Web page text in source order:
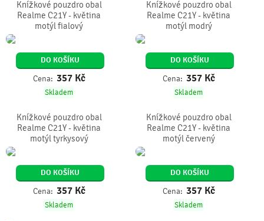
Knížkové pouzdro obal
Realme C21Y - květina
motýl fialový
DO KOŠÍKU
Cena: 357 Kč
Skladem
Knížkové pouzdro obal
Realme C21Y - květina
motýl modrý
DO KOŠÍKU
Cena: 357 Kč
Skladem
Knížkové pouzdro obal
Realme C21Y - květina
motýl tyrkysový
DO KOŠÍKU
Cena: 357 Kč
Skladem
Knížkové pouzdro obal
Realme C21Y - květina
motýl červený
DO KOŠÍKU
Cena: 357 Kč
Skladem